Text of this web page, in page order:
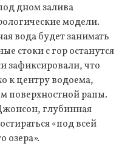
дном залива
модели.
вода будет занимать
стоки с гор останутся
зафиксировали, что
к центру водоема,
поверхностной рапы.
глубинная
«под всей
озера».